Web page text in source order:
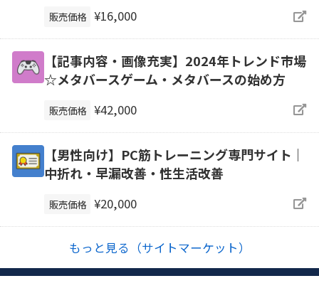
販売価格 ¥16,000
【記事内容・画像充実】2024年トレンド市場
☆メタバースゲーム・メタバースの始め方
販売価格 ¥42,000
【男性向け】PC筋トレーニング専門サイト｜
中折れ・早漏改善・性生活改善
販売価格 ¥20,000
もっと見る（サイトマーケット）